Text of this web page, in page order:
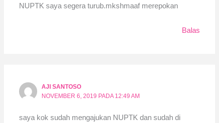
NUPTK saya segera turub.mkshmaaf merepokan
Balas
AJI SANTOSO
NOVEMBER 6, 2019 PADA 12:49 AM
saya kok sudah mengajukan NUPTK dan sudah di